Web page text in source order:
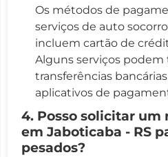
Os métodos de
serviços de auto
incluem cartão de
Alguns serviços
transferências
aplicativos de
4. Posso solicitar um
em Jaboticaba - RS
pesados?